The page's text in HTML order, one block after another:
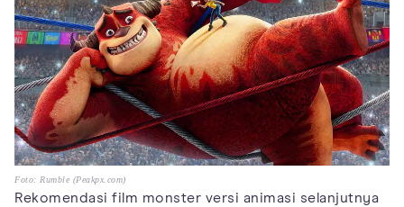
Foto: Rumble (Peakpx.com)
Rekomendasi film monster versi animasi selanjutnya